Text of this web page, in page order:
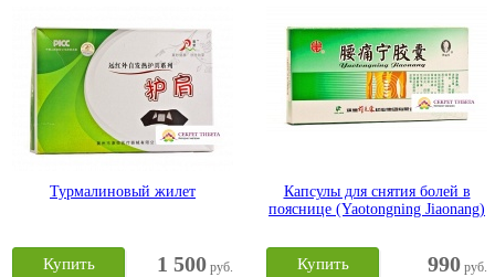
Турмалиновый жилет
1 500 руб.
Купить
Капсулы для снятия болей в
пояснице (Yaotongning Jiaonang)
990 руб.
Купить